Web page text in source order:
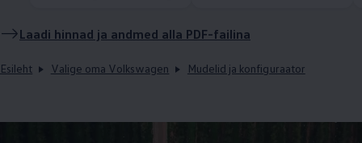
Laadi hinnad ja andmed alla PDF-failina
Esileht Valige oma Volkswagen Mudelid ja konfiguraator